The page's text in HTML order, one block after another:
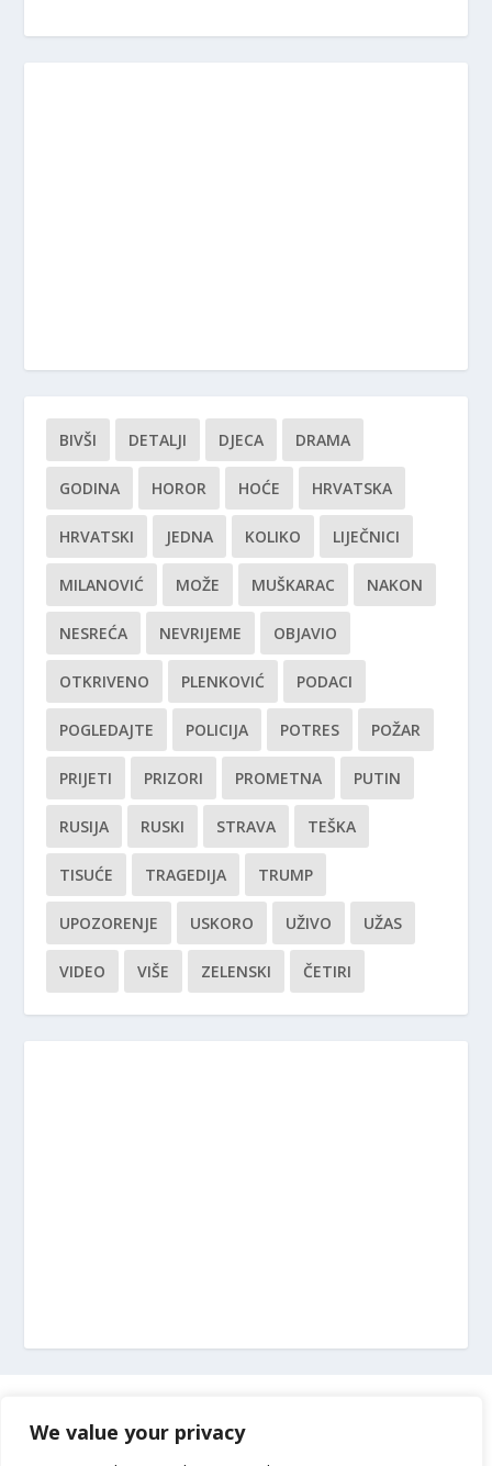
We value your privacy
BIVŠI DETALJI DJECA DRAMA
GODINA HOROR HOĆE HRVATSKA
HRVATSKI JEDNA KOLIKO LIJEČNICI
MILANOVIĆ MOŽE MUŠKARAC NAKON
NESREĆA NEVRIJEME OBJAVIO
OTKRIVENO PLENKOVIĆ PODACI
POGLEDAJTE POLICIJA POTRES POŽAR
PRIJETI PRIZORI PROMETNA PUTIN
RUSIJA RUSKI STRAVA TEŠKA
TISUĆE TRAGEDIJA TRUMP
UPOZORENJE USKORO UŽIVO UŽAS
VIDEO VIŠE ZELENSKI ČETIRI